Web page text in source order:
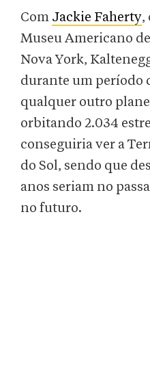
Com Jackie Faherty,
Museu Americano
Nova York,
durante um período
qualquer outro
orbitando 2.034
conseguiria ver a
do Sol, sendo que
anos seriam no
no futuro.